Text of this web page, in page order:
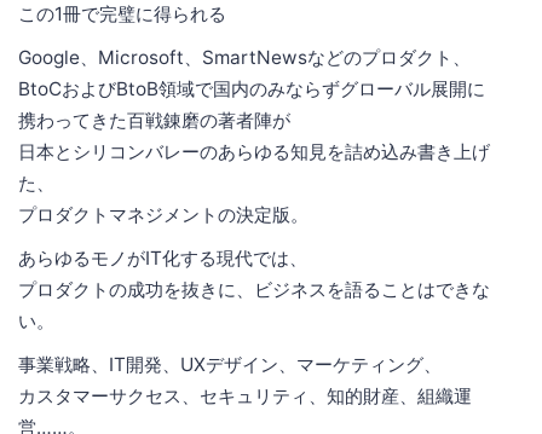
この1冊で完璧に得られる
Google、Microsoft、SmartNewsなどのプロダクト、
BtoCおよびBtoB領域で国内のみならずグローバル展開に
携わってきた百戦錬磨の著者陣が
日本とシリコンバレーのあらゆる知見を詰め込み書き上げ
た、
プロダクトマネジメントの決定版。
あらゆるモノがIT化する現代では、
プロダクトの成功を抜きに、ビジネスを語ることはできな
い。
事業戦略、IT開発、UXデザイン、マーケティング、
カスタマーサクセス、セキュリティ、知的財産、組織運
営……。